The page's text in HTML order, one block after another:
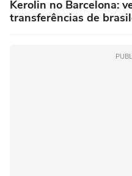
Kerolin no Barcelona:
transferências de